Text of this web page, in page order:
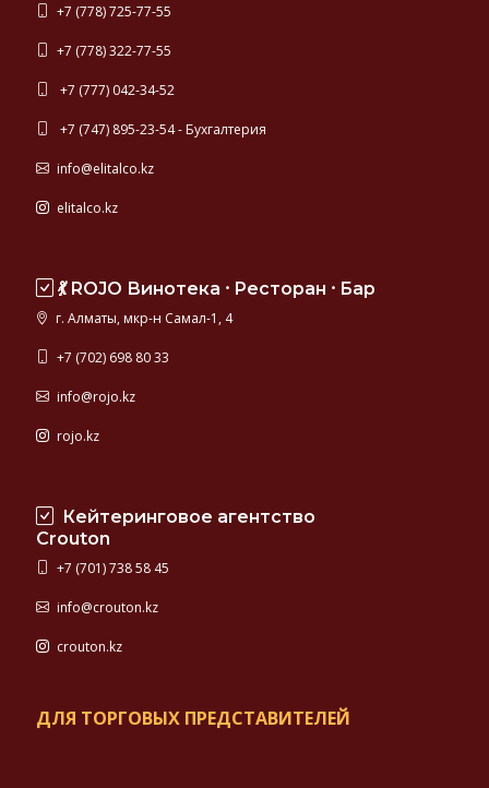
+7 (778) 725-77-55
+7 (778) 322-77-55
+7 (777) 042-34-52
+7 (747) 895-23-54 - Бухгалтерия
info@elitalco.kz
elitalco.kz
💃 ROJO Винотека ⸱ Ресторан ⸱ Бар
г. Алматы, мкр-н Самал-1, 4
+7 (702) 698 80 33
info@rojo.kz
rojo.kz
Кейтеринговое агентство
Crouton
+7 (701) 738 58 45
info@crouton.kz
crouton.kz
ДЛЯ ТОРГОВЫХ ПРЕДСТАВИТЕЛЕЙ